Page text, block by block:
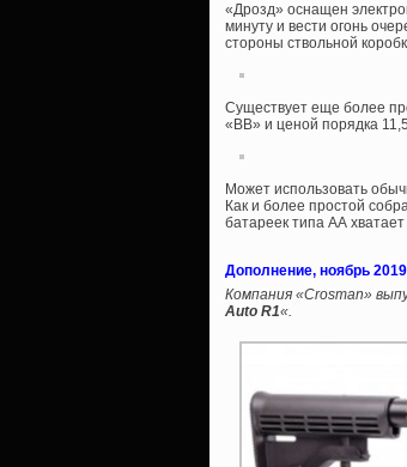
«Дрозд» оснащен
минуту и вести огонь
стороны ствольной
Существует еще более
«ВВ» и ценой порядка
Может использовать
Как и более простой
батареек типа АА
Дополнение, ноябрь
Компания «Crosman»
Auto R1«.